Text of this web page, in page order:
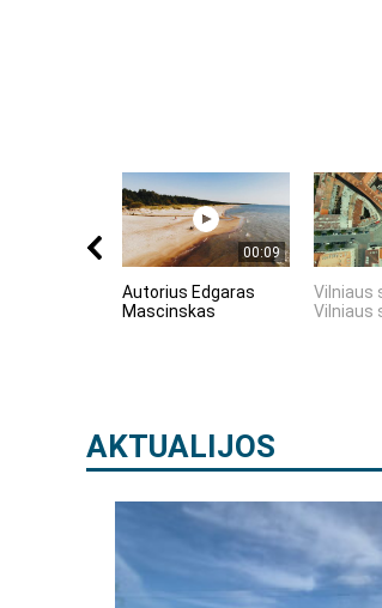
00:09
Autorius Edgaras
Mascinskas
Vilniaus
Vilniaus
AKTUALIJOS